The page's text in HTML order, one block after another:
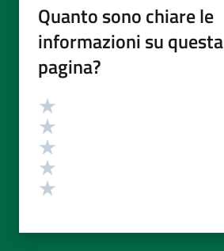
Quanto sono chiare le
informazioni su questa
pagina?
Valutazione